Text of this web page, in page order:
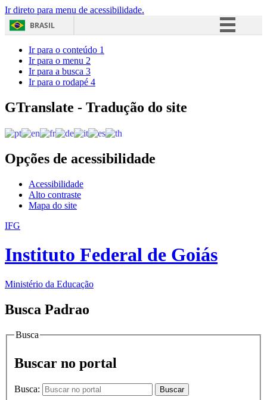
Ir direto para menu de acessibilidade.
BRASIL
Acesso à informação
Ir para o conteúdo 1
Ir para o menu 2
Ir para a busca 3
Ir para o rodapé 4
GTranslate - Tradução do site
Opções de acessibilidade
Acessibilidade
Alto contraste
Mapa do site
IFG
Instituto Federal de Goiás
Ministério da Educação
Busca Padrao
Busca
Buscar no portal
Busca: Buscar